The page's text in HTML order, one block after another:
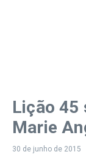
Lição 45
Marie
30 de junho de 2015